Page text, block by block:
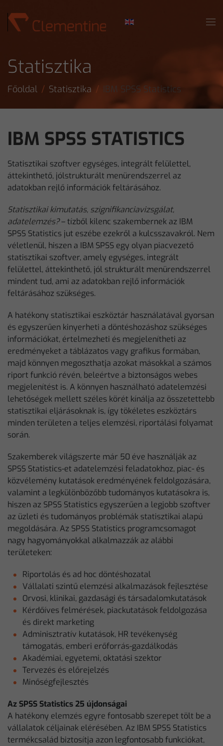
Skip to main content
Statisztika
Főoldal Statisztika IBM SPSS Statistics
IBM SPSS STATISTICS
Statisztikai szoftver egységes, integrált felülettel,
áttekinthető, jólstrukturált menürendszerrel az
adatokban rejlő információk feltárásához.
Statisztikai kimutatás, szignifikanciavizsgálat,
adatelemzés?– tízből kilenc szakembernek az IBM
SPSS Statistics jut eszébe ezekről a kulcsszavakról. Nem
véletlenül, hiszen a IBM SPSS egy olyan piacvezető
statisztikai szoftver, amely egységes, integrált
felülettel, áttekinthető, jól strukturált menürendszerrel
mindent tud, ami az adatokban rejlő információk
feltárásához szükséges.
A hatékony statisztikai eszköztár használatával gyorsan
és egyszerűen kinyerheti a döntéshozáshoz szükséges
információkat, értelmezheti és megjelenítheti az
eredményeket a táblázatos vagy grafikus formában,
majd könnyen megoszthatja azokat másokkal a számos
riport funkció révén, beleértve a biztonságos webes
megjelenítést is. A könnyen használható adatelemzési
lehetőségek mellett széles körét kínálja az összetettebb
statisztikai eljárásoknak is, így tökéletes eszköztárs
minden területen a teljes elemzési, riportálási folyamat
során.
Szakemberek világszerte már 50 éve használják az
SPSS Statistics-et adatelemzési feladatokhoz, piac- és
közvélemény kutatások eredményének feldolgozására,
valamint a legkülönbözőbb tudományos kutatásokra is,
hiszen az SPSS Statistics egyszerűen a legjobb szoftver
az üzleti és tudományos problémák statisztikai alapú
megoldására. Az SPSS Statistics programcsomagot
nagy hagyományokkal alkalmazzák az alábbi
területeken:
Riportolás és ad hoc döntéshozatal
Vállalati szintű elemzési alkalmazások fejlesztése
Orvosi, klinikai, gazdasági és társadalomkutatások
Kérdőíves felmérések, piackutatások feldolgozása
és direkt marketing
Adminisztratív kutatások, HR tevékenység
támogatás, emberi erőforrás-gazdálkodás
Akadémiai, egyetemi, oktatási szektor
Tervezés és előrejelzés
Minőségfejlesztés
Az SPSS Statistics 25 újdonságai
A hatékony elemzés egyre fontosabb szerepet tölt be a
vállalatok céljainak elérésében. Az IBM SPSS Statistics
termékcsalád biztosítja azon legfontosabb funkciókat,